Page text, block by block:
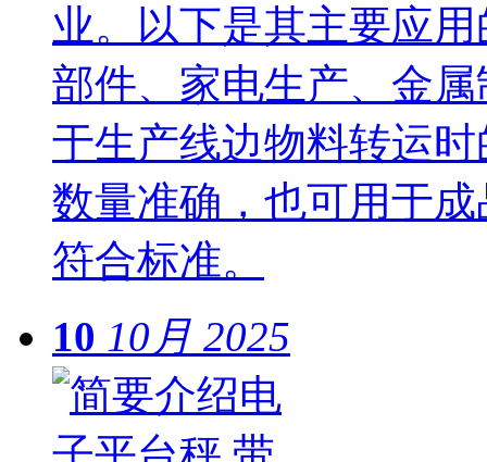
业。以下是其主要应
部件、家电生产、金
于生产线边物料转运
数量准确，也可用于
符合标准。
10 10月 2025